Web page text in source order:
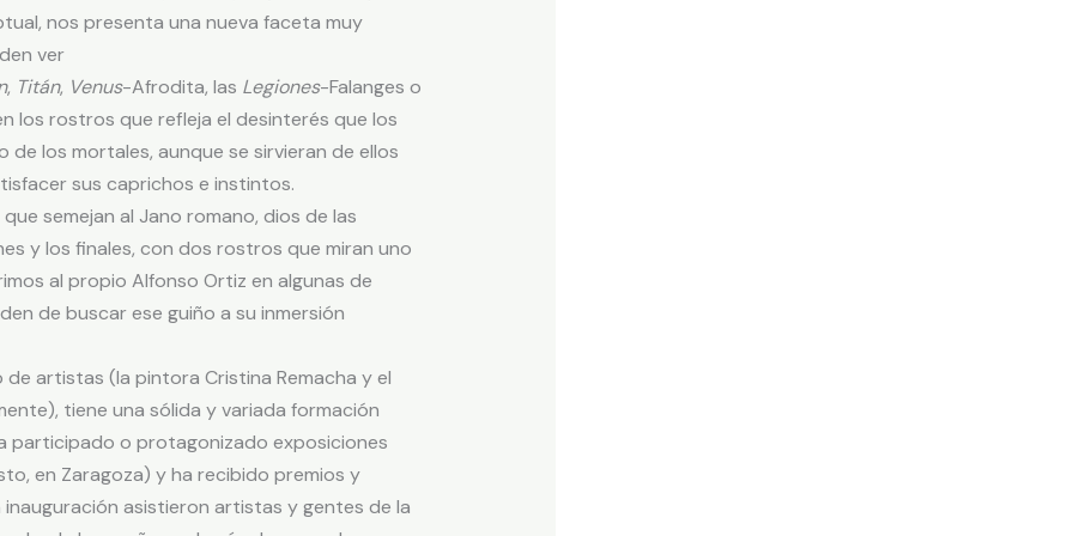
nos presenta una nueva faceta muy
ver
, Titán, Venus-Afrodita, las Legiones-Falanges o
los rostros que refleja el desinterés que los
los mortales, aunque se sirvieran de ellos
sus caprichos e instintos.
semejan al Jano romano, dios de las
y los finales, con dos rostros que miran uno
al propio Alfonso Ortiz en algunas de
de buscar ese guiño a su inmersión
artistas (la pintora Cristina Remacha y el
tiene una sólida y variada formación
participado o protagonizado exposiciones
en Zaragoza) y ha recibido premios y
asistieron artistas y gentes de la